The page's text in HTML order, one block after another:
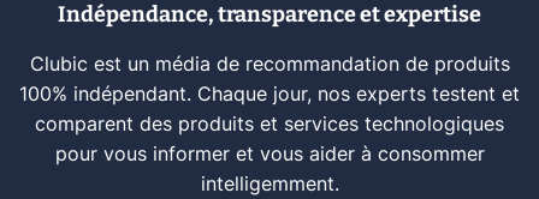
Indépendance, transparence et expertise
Clubic est un média de recommandation de produits
100% indépendant. Chaque jour, nos experts testent et
comparent des produits et services technologiques
pour vous informer et vous aider à consommer
intelligemment.